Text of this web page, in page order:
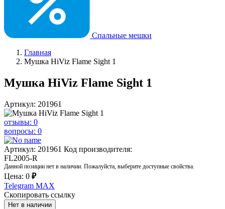
Спальные мешки
Главная
Мушка HiViz Flame Sight 1
Мушка HiViz Flame Sight 1
Артикул: 201961
отзывы: 0
вопросы: 0
Артикул: 201961 Код производителя:
FL2005-R
Данной позиции нет в наличии. Пожалуйста, выберите доступные свойства.
Цена: 0 ₽
Telegram MAX
Скопировать ссылку
Нет в наличии